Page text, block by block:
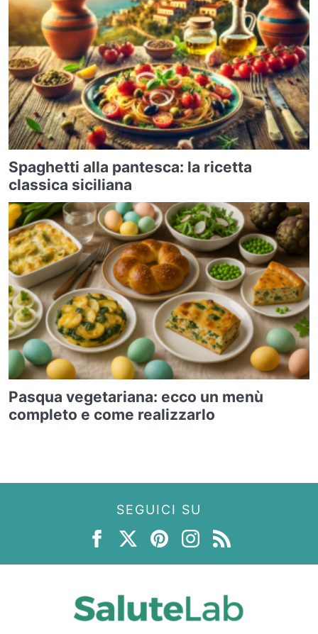
Spaghetti alla pantesca: la ricetta
classica siciliana
Pasqua vegetariana: ecco un menù
completo e come realizzarlo
SEGUICI SU